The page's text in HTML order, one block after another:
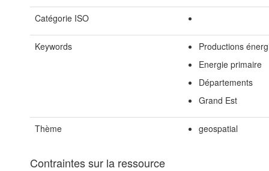
Catégorie ISO
Keywords
Productions
Energie primaire
Départements
Grand Est
Thème geospatial
Contraintes sur la ressource